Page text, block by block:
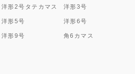
洋形2号タテカマス 洋形3号
洋形5号 洋形6号
洋形9号 角6カマス